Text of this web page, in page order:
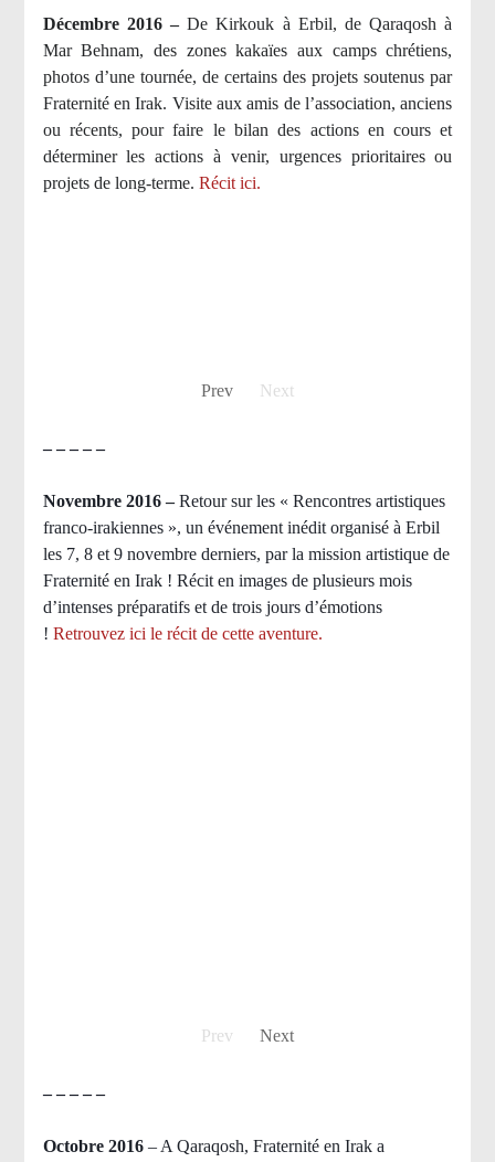
Décembre 2016 –De Kirkouk à Erbil, de Qaraqosh à
Mar Behnam, des zones kakaïes aux camps chrétiens,
photos d’une tournée, de certains des projets soutenus par
Fraternité en Irak. Visite aux amis de l’association, anciens
ou récents, pour faire le bilan des actions en cours et
déterminer les actions à venir, urgences prioritaires ou
projets de long-terme. Récit ici.
Prev Next
– – – – –
Novembre 2016 –Retour sur les « Rencontres artistiques
franco-irakiennes », un événement inédit organisé à Erbil
les 7, 8 et 9 novembre derniers, par la mission artistique de
Fraternité en Irak ! Récit en images de plusieurs mois
d’intenses préparatifs et de trois jours d’émotions
! Retrouvez ici le récit de cette aventure.
Prev Next
– – – – –
Octobre 2016 – A Qaraqosh, Fraternité en Irak a